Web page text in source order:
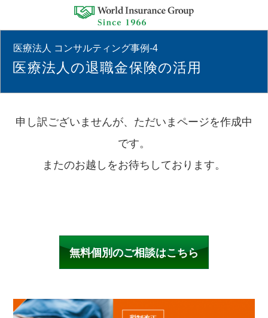
医療法人の退職金保険の活用
医療法人 コンサルティング事例-4
申し訳ございませんが、ただいまページを作成中
です。
またのお越しをお待ちしております。
無料個別のご相談はこちら